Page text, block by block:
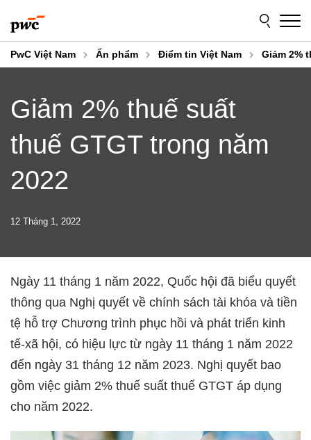
PwC Việt Nam Ấn phẩm Điểm tin Việt Nam Giảm 2%
Giảm 2% thuế suất
thuế GTGT trong năm
2022
12 Tháng 1, 2022
Ngày 11 tháng 1 năm 2022, Quốc hội đã biểu quyết
thông qua Nghị quyết về chính sách tài khóa và tiền
tệ hỗ trợ Chương trình phục hồi và phát triển kinh
tế-xã hội, có hiệu lực từ ngày 11 tháng 1 năm 2022
đến ngày 31 tháng 12 năm 2023. Nghị quyết bao
gồm việc giảm 2% thuế suất thuế GTGT áp dụng
cho năm 2022.